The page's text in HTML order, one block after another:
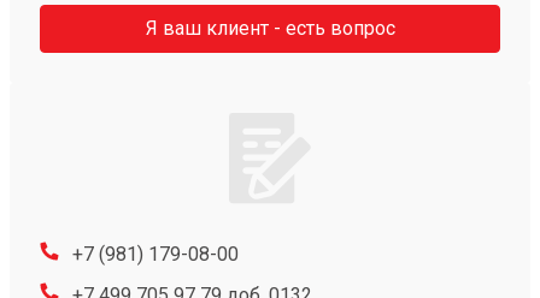
Я ваш клиент - есть вопрос
+7 (981) 179-08-00